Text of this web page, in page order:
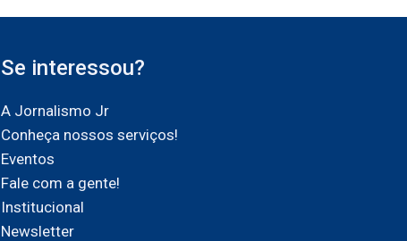
Se interessou?
A Jornalismo Jr
Conheça nossos serviços!
Eventos
Fale com a gente!
Institucional
Newsletter